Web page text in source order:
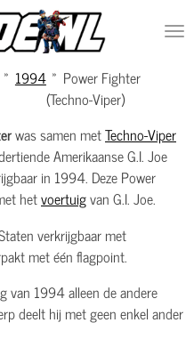
» 1994 » Power Fighter
(Techno-Viper)
was samen metTechno-Viper
Amerikaanse G.I. Joe
in 1994. Deze Power
hetvoertuigvan G.I. Joe.
verkrijgbaar met
met één flagpoint.
van 1994 alleen de andere
deelt hij met geen enkel ander